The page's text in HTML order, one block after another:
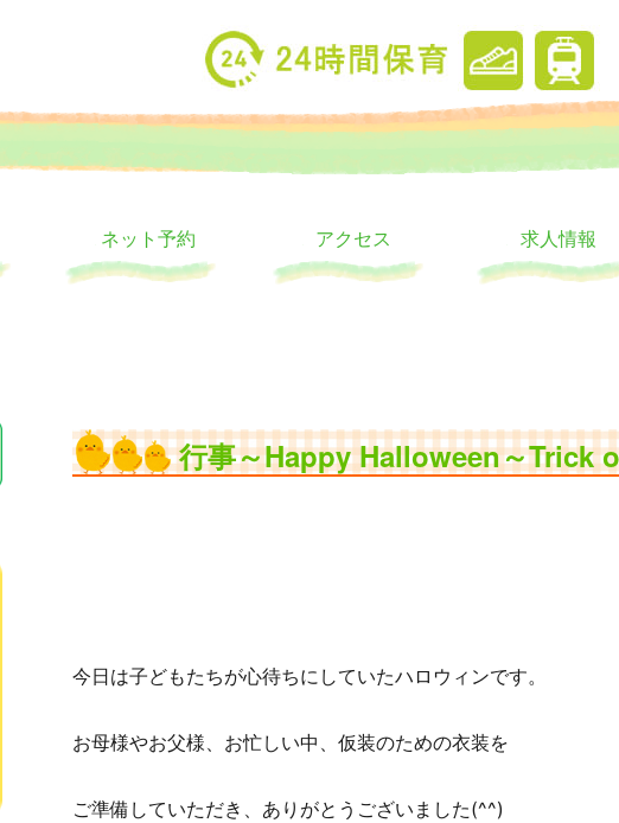
ハウス
一時預かり
ネット予約 アクセス 求人情報
行事～Happy Halloween～Trick
今日は子どもたちが心待ちにしていたハロウィンです。
お母様やお父様、お忙しい中、仮装のための衣装を
ご準備していただき、ありがとうございました(^^)